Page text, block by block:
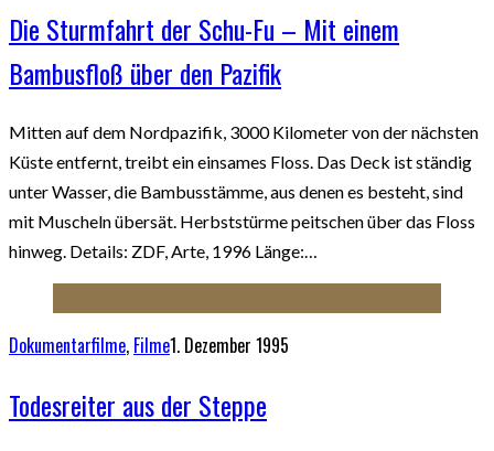
Die Sturmfahrt der Schu-Fu – Mit einem
Bambusfloß über den Pazifik
Mitten auf dem Nordpazifik, 3000 Kilometer von der nächsten
Küste entfernt, treibt ein einsames Floss. Das Deck ist ständig
unter Wasser, die Bambusstämme, aus denen es besteht, sind
mit Muscheln übersät. Herbststürme peitschen über das Floss
hinweg. Details: ZDF, Arte, 1996 Länge:…
Dokumentarfilme, Filme1. Dezember 1995
Todesreiter aus der Steppe